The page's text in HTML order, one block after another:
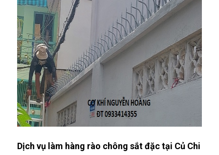
Dịch vụ làm hàng rào chông sắt đặc tại Củ Chi